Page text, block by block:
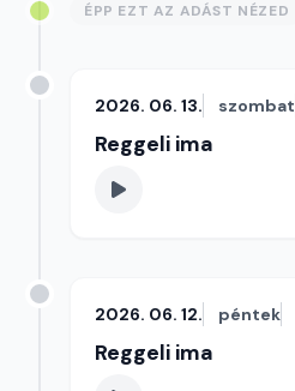
ÉPP EZT AZ ADÁST NÉZED
2026. 06. 13. szombat
Reggeli ima
2026. 06. 12. péntek
Reggeli ima